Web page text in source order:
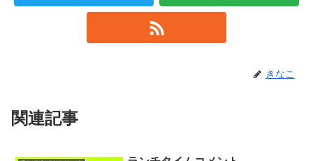
きなこ
関連記事